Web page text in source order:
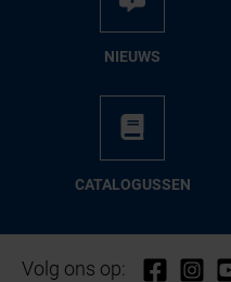
NIEUWS
CA­TA­LO­GUS­SEN
Volg ons op: